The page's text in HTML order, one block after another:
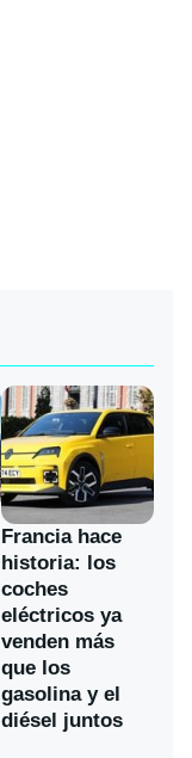
Francia hace
historia: los
coches
eléctricos ya
venden más
que los
gasolina y el
diésel juntos